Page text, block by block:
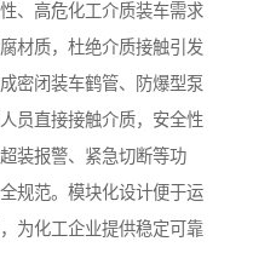
、高危化工介质装车需求
材质，杜绝介质接触引发
密闭装车鹤管、防爆型泵
员直接接触介质，安全性
装报警、紧急切断等功
规范。模块化设计便于运
为化工企业提供稳定可靠